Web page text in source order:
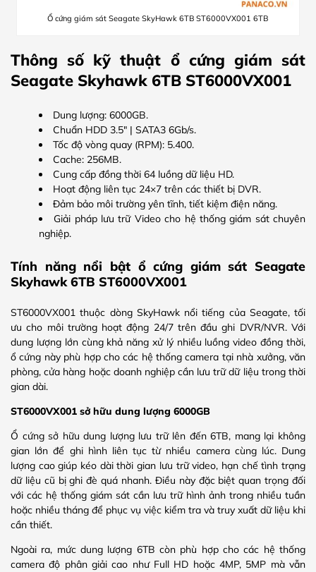
Ổ cứng giám sát Seagate SkyHawk 6TB ST6000VX001 6TB
Thông số kỹ thuật ổ cứng giám sát
Seagate Skyhawk 6TB ST6000VX001
Dung lượng: 6000GB.
Chuẩn HDD 3.5″ | SATA3 6Gb/s.
Tốc độ vòng quay (RPM): 5.400.
Cache: 256MB.
Cung cấp đồng thời 64 luồng dữ liệu HD.
Hoạt động liên tục 24×7 trên các thiết bị DVR.
Đảm bảo môi trường yên tĩnh, tiết kiệm điện năng.
Giải pháp lưu trữ Video cho hệ thống giám sát chuyên
nghiệp.
Tính năng nổi bật ổ cứng giám sát Seagate
Skyhawk 6TB ST6000VX001
ST6000VX001 thuộc dòng SkyHawk nổi tiếng của Seagate, tối
ưu cho môi trường hoạt động 24/7 trên đầu ghi DVR/NVR. Với
dung lượng lớn cùng khả năng xử lý nhiều luồng video đồng thời,
ổ cứng này phù hợp cho các hệ thống camera tại nhà xưởng, văn
phòng, cửa hàng hoặc doanh nghiệp cần lưu trữ dữ liệu trong thời
gian dài.
ST6000VX001 sở hữu dung lượng 6000GB
Ổ cứng sở hữu dung lượng lưu trữ lên đến 6TB, mang lại không
gian lớn để ghi hình liên tục từ nhiều camera cùng lúc. Dung
lượng cao giúp kéo dài thời gian lưu trữ video, hạn chế tình trạng
dữ liệu cũ bị ghi đè quá nhanh. Điều này đặc biệt quan trọng đối
với các hệ thống giám sát cần lưu trữ hình ảnh trong nhiều tuần
hoặc nhiều tháng để phục vụ việc kiểm tra và truy xuất dữ liệu khi
cần thiết.
Ngoài ra, mức dung lượng 6TB còn phù hợp cho các hệ thống
camera độ phân giải cao như Full HD hoặc 4MP, 5MP mà vẫn